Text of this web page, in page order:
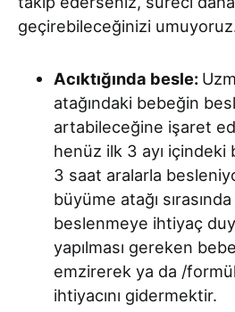
geçirebileceğinizi
Acıktığında besle:
atağındaki bebeğin
artabileceğine işaret
henüz ilk 3 ayı
3 saat aralarla
büyüme atağı
beslenmeye ihtiyaç
yapılması gereken
emzirerek ya da /
ihtiyacını gidermektir.